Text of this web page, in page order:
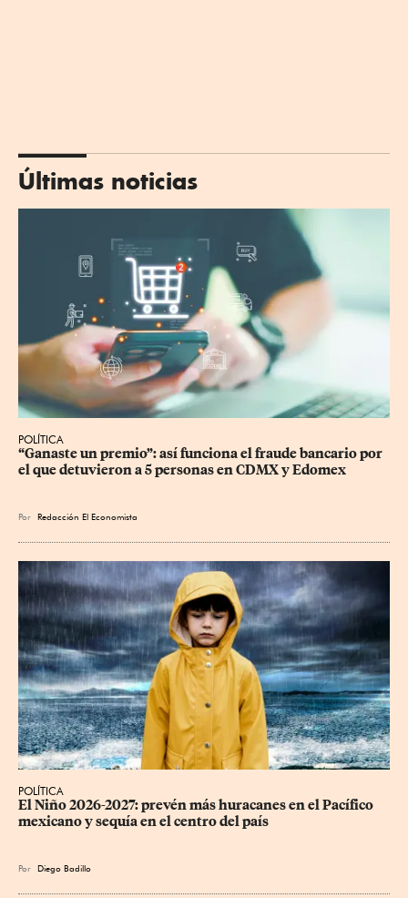
Últimas noticias
POLÍTICA
“Ganaste un premio”: así funciona el fraude bancario por
el que detuvieron a 5 personas en CDMX y Edomex
Por Redacción El Economista
POLÍTICA
El Niño 2026-2027: prevén más huracanes en el Pacífico
mexicano y sequía en el centro del país
Por Diego Badillo